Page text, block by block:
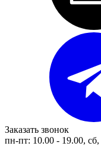
Заказать звонок
пн-пт: 10.00 - 19.00,